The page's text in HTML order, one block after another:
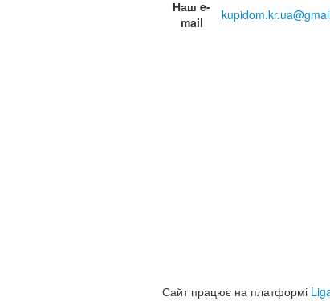
Наш e-
mail
Сайт працює на платформі